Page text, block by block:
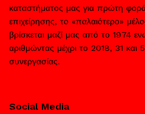
καταστήματος μας για πρώτη
επιχείρησης, το «παλαιότερο»
βρίσκεται μαζί μας από το 1974
αριθμώντας μέχρι το 2018, 31 και
συνεργασίας.
Social Media